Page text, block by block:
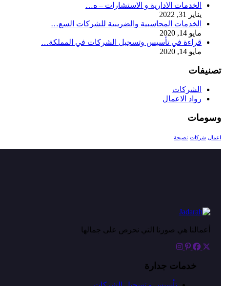
الخدمات الادارية و الاستشارات – ه…
يناير 31, 2022
الخدمات المحاسبية والضريبية للشركات السع…
مايو 14, 2020
قراءة في تأسيس وتسجيل الشركات في المملكة…
مايو 14, 2020
تصنيفات
الشركات
رواد الاعمال
وسومات
اعمال شركات نصيحة
أعمالنا هي صورنا التي نحرص على جمالها
خدمات جدارة